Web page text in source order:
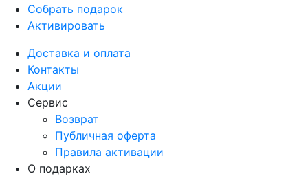
Собрать подарок
Активировать
Доставка и оплата
Контакты
Акции
Сервис
Возврат
Публичная оферта
Правила активации
О подарках